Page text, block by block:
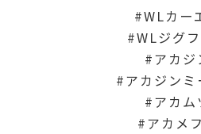
WLカー
WLジグ
アカジ
アカジンミ
アカム
アカメ